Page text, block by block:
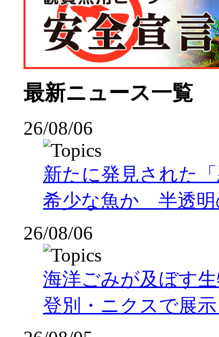
最新ニュース一覧
26/08/06
新たに発見された
希少な魚か 半透明
26/08/06
海洋ごみが及ぼす
登別・ニクスで展